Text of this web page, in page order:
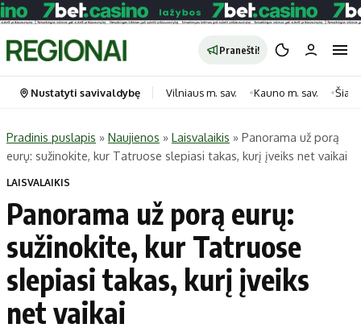
Pranešti!
Portalas
Pradinis puslapis
Savivaldybės
Naujausi
Lietuva
Pasaulis
Kategorijos
Gyvenimas
Horoskopai
Maistas
Nustatyti savivaldybę Vilniaus m. sav. Kauno m. sav.
Pradinis puslapis » Naujienos » Laisvalaikis » Panorama už porą
eurų: sužinokite, kur Tatruose slepiasi takas, kurį įveiks net vaikai
LAISVALAIKIS
Panorama už porą eurų:
sužinokite, kur Tatruose
slepiasi takas, kurį įveiks
net vaikai